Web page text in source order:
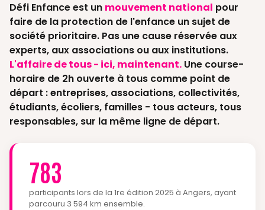
Défi Enfance est un mouvement national pour
faire de la protection de l'enfance un sujet de
société prioritaire. Pas une cause réservée aux
experts, aux associations ou aux institutions.
L'affaire de tous - ici, maintenant. Une course-
horaire de 2h ouverte à tous comme point de
départ : entreprises, associations, collectivités,
étudiants, écoliers, familles - tous acteurs, tous
responsables, sur la même ligne de départ.
783
participants lors de la 1re édition 2025 à Angers, ayant
parcouru 3 594 km ensemble.